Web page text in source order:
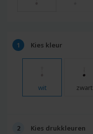
Kies kleur
wit zwart
Kies drukkleuren